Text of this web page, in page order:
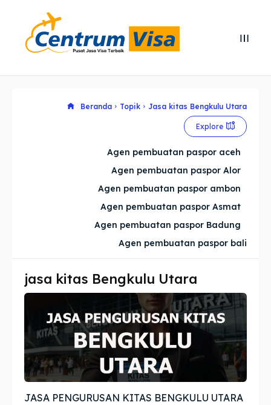
Cari
Cari
Explore our destinations
Imta
Legalisir
Apostille
Penerjemah
Asuransi
Explore our destinations
Imta
Legalisir
Apostille
Penerjemah
Asuransi
Beranda Topik Jasa kitas Bengkulu Utara
Explore
Agen pembuatan paspor aceh
Agen pembuatan paspor Alor
Agen pembuatan paspor ambon
Agen pembuatan paspor Asmat
Agen pembuatan paspor Badung
Agen pembuatan paspor bali
jasa kitas Bengkulu Utara
JASA PENGURUSAN KITAS BENGKULU UTARA